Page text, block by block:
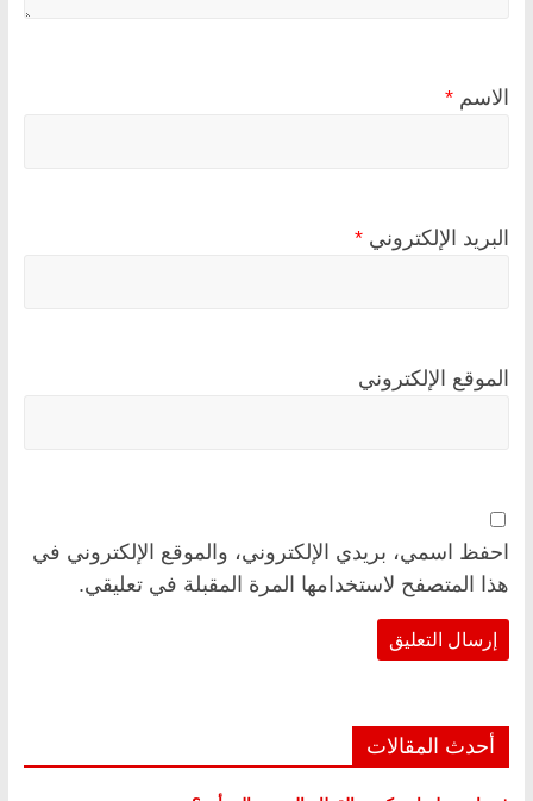
الاسم *
البريد الإلكتروني *
الموقع الإلكتروني
احفظ اسمي، بريدي الإلكتروني، والموقع الإلكتروني في
هذا المتصفح لاستخدامها المرة المقبلة في تعليقي.
أحدث المقالات